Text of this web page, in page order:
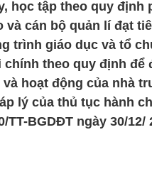
học tập theo quy
và cán bộ quản lí đạt
trình giáo dục và tổ
theo quy định
hoạt động của nhà
của thủ tục hành
TT-BGDĐT ngày 30/